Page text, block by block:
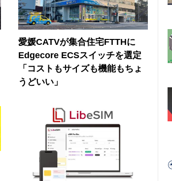
愛媛CATVが集合住宅FTTHに
Edgecore ECSスイッチを選定
「コストもサイズも機能もちょ
うどいい」